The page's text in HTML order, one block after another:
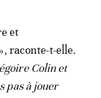
et
raconte-t-elle.
Colin et
pas à jouer